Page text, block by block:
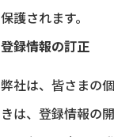
保護されます。
登録情報の訂正
弊社は、皆さまの
きは、登録情報の